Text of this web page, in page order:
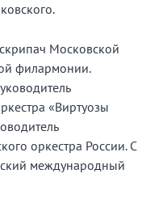
Московской
филармонии.
«Виртуозы
оркестра России. С
международный